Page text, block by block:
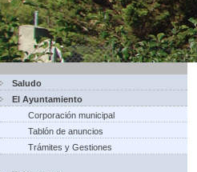
Saludo
El Ayuntamiento
Corporación municipal
Tablón de anuncios
Trámites y Gestiones